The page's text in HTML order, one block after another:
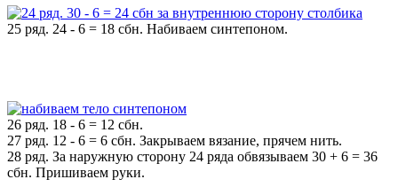
25 ряд. 24 - 6 = 18 сбн. Набиваем синтепоном.
26 ряд. 18 - 6 = 12 сбн.
27 ряд. 12 - 6 = 6 сбн. Закрываем вязание, прячем нить.
28 ряд. За наружную сторону 24 ряда обвязываем 30 + 6 = 36
сбн. Пришиваем руки.